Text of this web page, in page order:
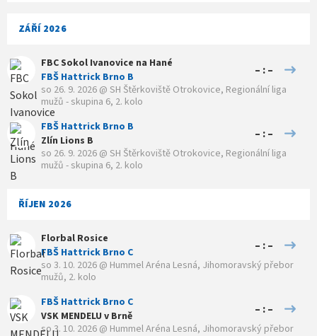
ZÁŘÍ 2026
FBC Sokol Ivanovice na Hané
FBŠ Hattrick Brno B
– : –
so 26. 9. 2026 @ SH Štěrkoviště Otrokovice, Regionální liga
mužů - skupina 6, 2. kolo
FBŠ Hattrick Brno B
Zlín Lions B
– : –
so 26. 9. 2026 @ SH Štěrkoviště Otrokovice, Regionální liga
mužů - skupina 6, 2. kolo
ŘÍJEN 2026
Florbal Rosice
FBŠ Hattrick Brno C
– : –
so 3. 10. 2026 @ Hummel Aréna Lesná, Jihomoravský přebor
mužů, 2. kolo
FBŠ Hattrick Brno C
VSK MENDELU v Brně
– : –
so 3. 10. 2026 @ Hummel Aréna Lesná, Jihomoravský přebor